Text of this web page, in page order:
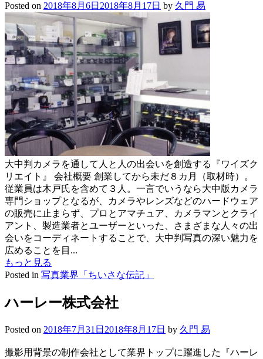
Posted on 2018年8月6日 2018年8月17日 by 久門 易
大中判カメラを通して人と人の出会いを創造する『ワイズク
リエイト』 会社概要 創業してから未だ８カ月（取材時）。
従業員は木戸氏を含めて３人。一言でいうなら大中版カメラ
専門ショップとなるが、カメラやレンズなどのハードウェア
の販売に止まらず、プロとアマチュア、カメラマンとクライ
アント、製造業者とユーザーといった、さまざまな人々の出
会いをコーディネートすることで、大中判写真の深い魅力を
広めることを目...
もっと見る
Posted in 写真業界「ちいさな伝記」
ハーレー株式会社
Posted on 2018年7月31日 2018年8月17日 by 久門 易
撮影用背景の制作会社として業界トップに躍進した『ハーレ